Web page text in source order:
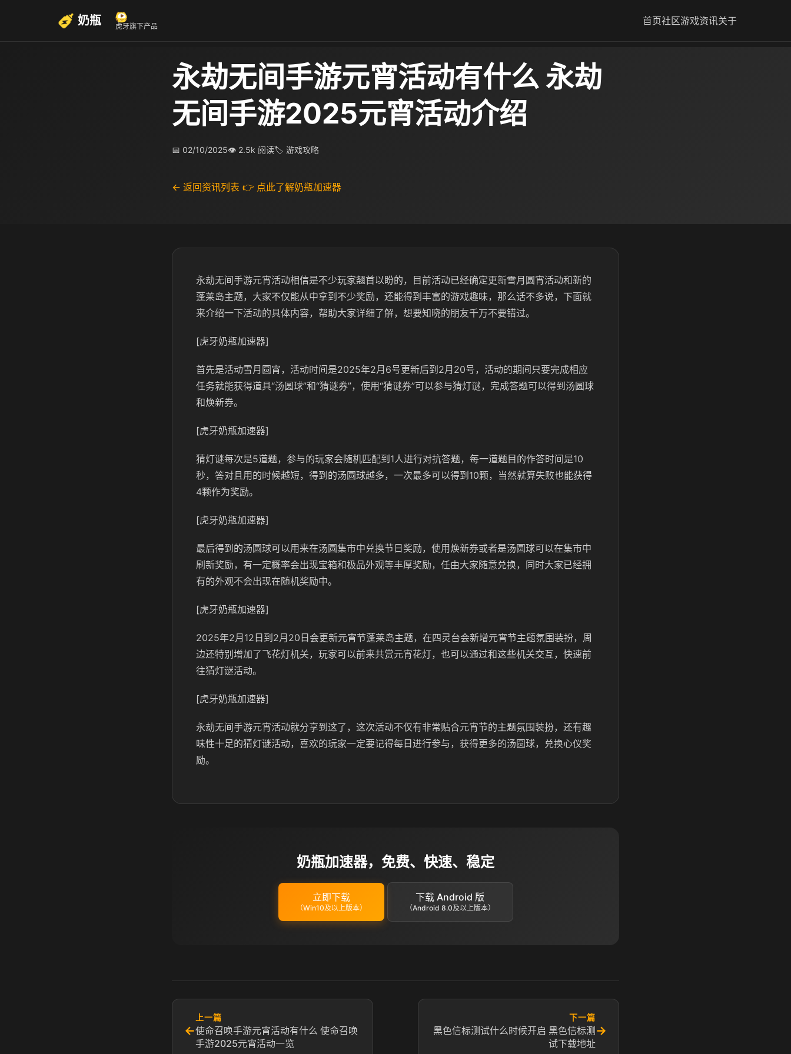
奶瓶 虎牙旗下产品 首页社区游戏资讯关于
永劫无间手游元宵活动有什么 永劫
无间手游2025元宵活动介绍
📅 02/10/2025👁 2.5k 阅读🏷 游戏攻略
← 返回资讯列表 👉 点此了解奶瓶加速器
永劫无间手游元宵活动相信是不少玩家翘首以盼的，目前活动已经确定更新雪月圆宵活动和新的
蓬莱岛主题，大家不仅能从中拿到不少奖励，还能得到丰富的游戏趣味，那么话不多说，下面就
来介绍一下活动的具体内容，帮助大家详细了解，想要知晓的朋友千万不要错过。
[虎牙奶瓶加速器]
首先是活动雪月圆宵，活动时间是2025年2月6号更新后到2月20号，活动的期间只要完成相应
任务就能获得道具“汤圆球”和“猜谜券”，使用“猜谜券”可以参与猜灯谜，完成答题可以得到汤圆球
和焕新券。
[虎牙奶瓶加速器]
猜灯谜每次是5道题，参与的玩家会随机匹配到1人进行对抗答题，每一道题目的作答时间是10
秒，答对且用的时候越短，得到的汤圆球越多，一次最多可以得到10颗，当然就算失败也能获得
4颗作为奖励。
[虎牙奶瓶加速器]
最后得到的汤圆球可以用来在汤圆集市中兑换节日奖励，使用焕新券或者是汤圆球可以在集市中
刷新奖励，有一定概率会出现宝箱和极品外观等丰厚奖励，任由大家随意兑换，同时大家已经拥
有的外观不会出现在随机奖励中。
[虎牙奶瓶加速器]
2025年2月12日到2月20日会更新元宵节蓬莱岛主题，在四灵台会新增元宵节主题氛围装扮，周
边还特别增加了飞花灯机关，玩家可以前来共赏元宵花灯，也可以通过和这些机关交互，快速前
往猜灯谜活动。
[虎牙奶瓶加速器]
永劫无间手游元宵活动就分享到这了，这次活动不仅有非常贴合元宵节的主题氛围装扮，还有趣
味性十足的猜灯谜活动，喜欢的玩家一定要记得每日进行参与，获得更多的汤圆球，兑换心仪奖
励。
奶瓶加速器，免费、快速、稳定
立即下载
（Win10及以上版本）
下载 Android 版
（Android 8.0及以上版本）
←
上一篇
使命召唤手游元宵活动有什么 使命召唤
手游2025元宵活动一览
下一篇
黑色信标测试什么时候开启 黑色信标测
试下载地址
→